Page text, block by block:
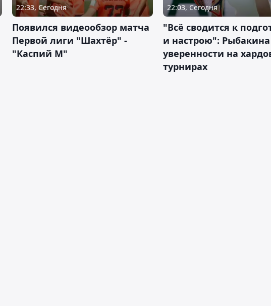
22:33, Сегодня
Появился видеообзор матча
Первой лиги "Шахтёр" -
"Каспий М"
22:03, Сегодня
"Всё сводится к
и настрою": Рыбакина
уверенности на
турнирах